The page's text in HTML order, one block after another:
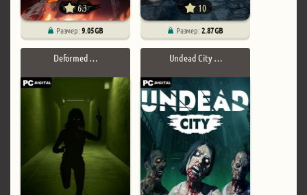
6.3
Размер:9.05 GB
10
Размер:2.87 GB
Deformed … Undead City …